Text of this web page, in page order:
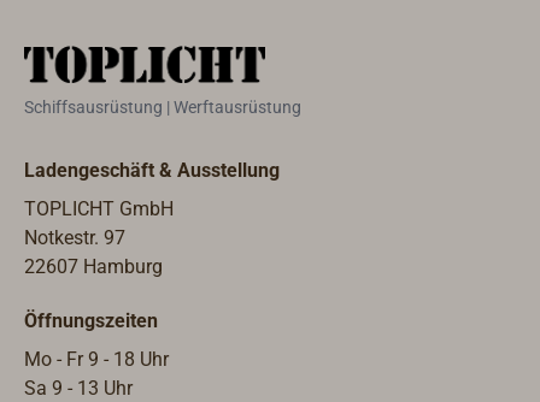
Verstärkungslage.Zur Beschichtung
Tränkharz für Beschichtungen und
Form.Als Vergußmasse für
Schaltungen und andere Hohlräume
bis zu 3 cm in einem
Arbeitsgang.Ergiebigkeit
Glasmatte 300g;1,2 kg/m² bei
Glasmatte 450g;Beschichtungen in
reiner Form: 250g/m².
Schiffsausrüstung | Werftausrüstung
Ladengeschäft & Ausstellung
TOPLICHT GmbH
Notkestr. 97
22607 Hamburg
Öffnungszeiten
Mo - Fr 9 - 18 Uhr
Sa 9 - 13 Uhr